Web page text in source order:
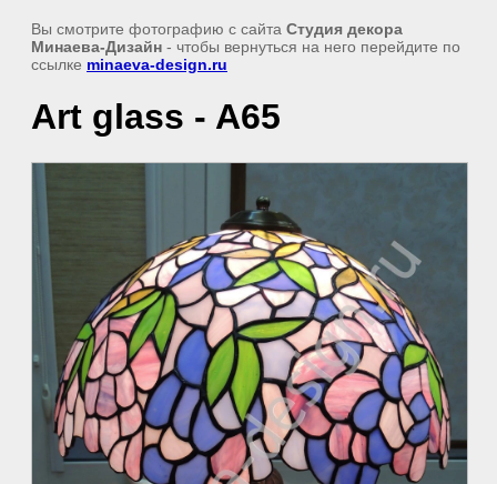
Вы смотрите фотографию с сайта Студия декора
Минаева-Дизайн - чтобы вернуться на него перейдите по
ссылке minaeva-design.ru
Аrt glass - A65